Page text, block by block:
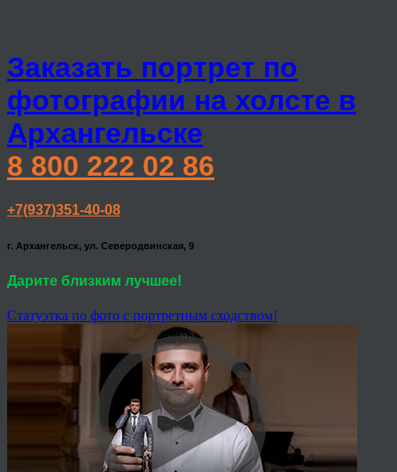
Заказать портрет по
фотографии на холсте в
Архангельске
8 800 222 02 86
+7(937)351-40-08
г. Архангельск, ул. Северодвинская, 9
Дарите близким лучшее!
Статуэтка по фото с портретным сходством!